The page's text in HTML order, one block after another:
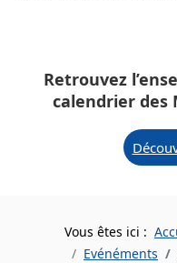
Retrouvez
calendrier des
Vous êtes ici :
Evénéments